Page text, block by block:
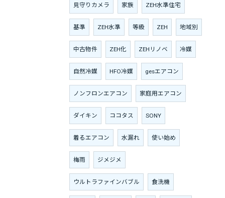
見守りカメラ 家族 ZEH水準住宅
基準 ZEH水準 等級 ZEH 地域別
中古物件 ZEH化 ZEHリノベ 冷媒
自然冷媒 HFO冷媒 gesエアコン
ノンフロンエアコン 家庭用エアコン
ダイキン ココタス SONY
着るエアコン 水漏れ 使い始め
梅雨 ジメジメ
ウルトラファインバブル 食洗機